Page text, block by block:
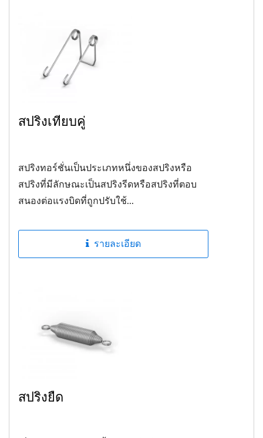
สปริงเทียบคู่
สปริงทอร์ชั่นเป็นประเภทหนึ่งของสปริงหรือ
สปริงที่มีลักษณะเป็นสปริงรีดหรือสปริงที่ตอบ
สนองต่อแรงบิดที่ถูกปรับใช้...
รายละเอียด
สปริงยืด